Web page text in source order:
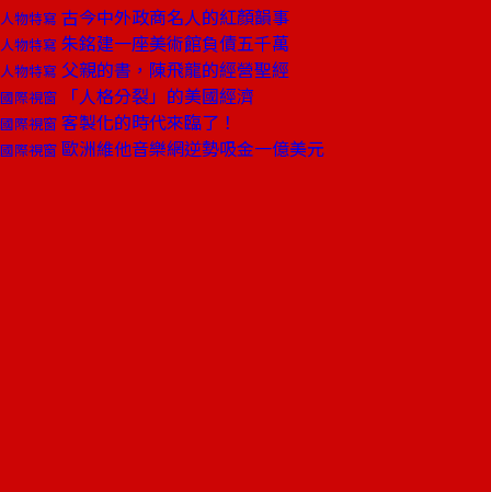
人物特寫 古今中外政商名人的紅顏韻事
人物特寫 朱銘建一座美術館負債五千萬
人物特寫 父親的書，陳飛龍的經營聖經
國際視窗 「人格分裂」的美國經濟
國際視窗 客製化的時代來臨了！
國際視窗 歐洲維他音樂網逆勢吸金一億美元